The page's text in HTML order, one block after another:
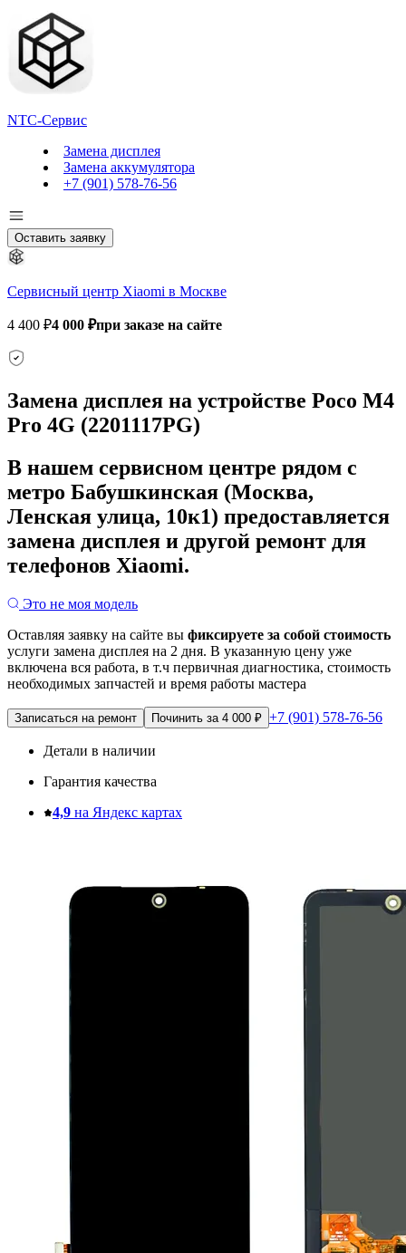
NTC-Сервис
Замена дисплея
Замена аккумулятора
+7 (901) 578-76-56
Оставить заявку
Сервисный центр Xiaomi в Москве
4 400 ₽4 000 ₽при заказе на сайте
Замена дисплея на устройстве Poco M4
Pro 4G (2201117PG)
В нашем сервисном центре рядом с
метро Бабушкинская (Москва,
Ленская улица, 10к1) предоставляется
замена дисплея и другой ремонт для
телефонов Xiaomi.
Это не моя модель
Оставляя заявку на сайте вы фиксируете за собой стоимость
услуги замена дисплея на 2 дня. В указанную цену уже
включена вся работа, в т.ч первичная диагностика, стоимость
необходимых запчастей и время работы мастера
Записаться на ремонт Починить за 4 000 ₽ +7 (901) 578-76-56
Детали в наличии
Гарантия качества
4,9 на Яндекс картах